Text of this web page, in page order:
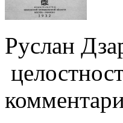
Руслан